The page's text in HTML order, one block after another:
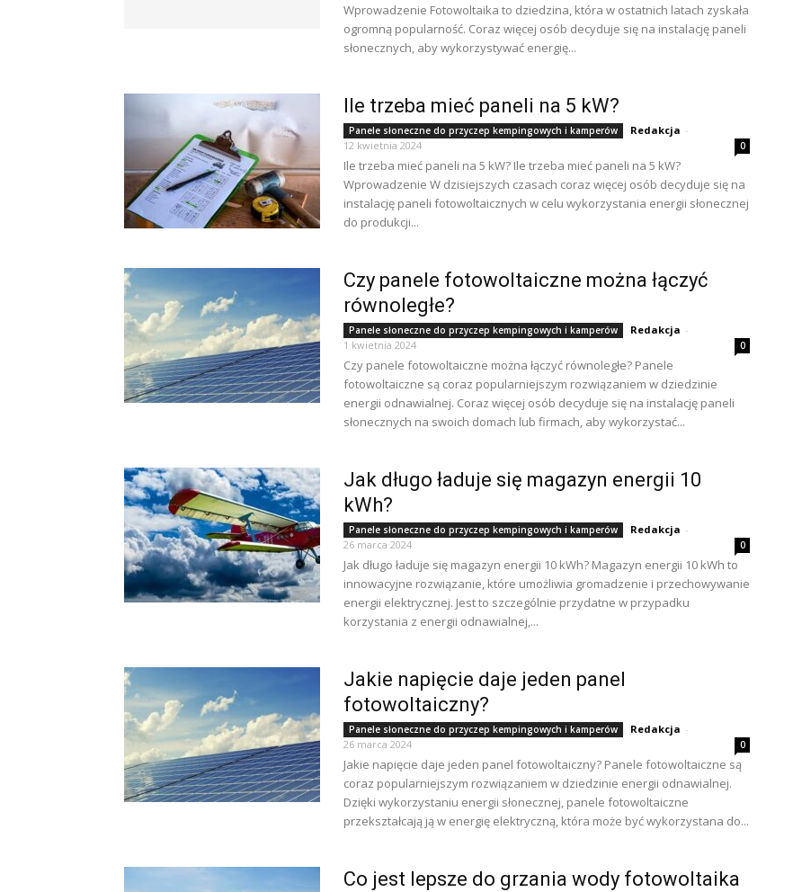
Wprowadzenie Fotowoltaika to dziedzina, która w ostatnich latach zyskała
ogromną popularność. Coraz więcej osób decyduje się na instalację paneli
słonecznych, aby wykorzystywać energię...
Ile trzeba mieć paneli na 5 kW?
Panele słoneczne do przyczep kempingowych i kamperów Redakcja -
12 kwietnia 2024
0
Ile trzeba mieć paneli na 5 kW? Ile trzeba mieć paneli na 5 kW?
Wprowadzenie W dzisiejszych czasach coraz więcej osób decyduje się na
instalację paneli fotowoltaicznych w celu wykorzystania energii słonecznej
do produkcji...
Czy panele fotowoltaiczne można łączyć
równoległe?
Panele słoneczne do przyczep kempingowych i kamperów Redakcja -
1 kwietnia 2024
0
Czy panele fotowoltaiczne można łączyć równoległe? Panele
fotowoltaiczne są coraz popularniejszym rozwiązaniem w dziedzinie
energii odnawialnej. Coraz więcej osób decyduje się na instalację paneli
słonecznych na swoich domach lub firmach, aby wykorzystać...
Jak długo ładuje się magazyn energii 10
kWh?
Panele słoneczne do przyczep kempingowych i kamperów Redakcja -
26 marca 2024
0
Jak długo ładuje się magazyn energii 10 kWh? Magazyn energii 10 kWh to
innowacyjne rozwiązanie, które umożliwia gromadzenie i przechowywanie
energii elektrycznej. Jest to szczególnie przydatne w przypadku
korzystania z energii odnawialnej,...
Jakie napięcie daje jeden panel
fotowoltaiczny?
Panele słoneczne do przyczep kempingowych i kamperów Redakcja -
26 marca 2024
0
Jakie napięcie daje jeden panel fotowoltaiczny? Panele fotowoltaiczne są
coraz popularniejszym rozwiązaniem w dziedzinie energii odnawialnej.
Dzięki wykorzystaniu energii słonecznej, panele fotowoltaiczne
przekształcają ją w energię elektryczną, która może być wykorzystana do...
Co jest lepsze do grzania wody fotowoltaika